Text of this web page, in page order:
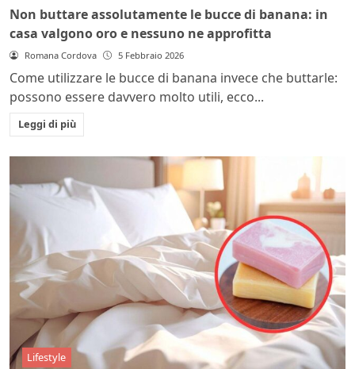
Non buttare assolutamente le bucce di banana: in
casa valgono oro e nessuno ne approfitta
Romana Cordova 5 Febbraio 2026
Come utilizzare le bucce di banana invece che buttarle:
possono essere davvero molto utili, ecco...
Leggi di più
Lifestyle